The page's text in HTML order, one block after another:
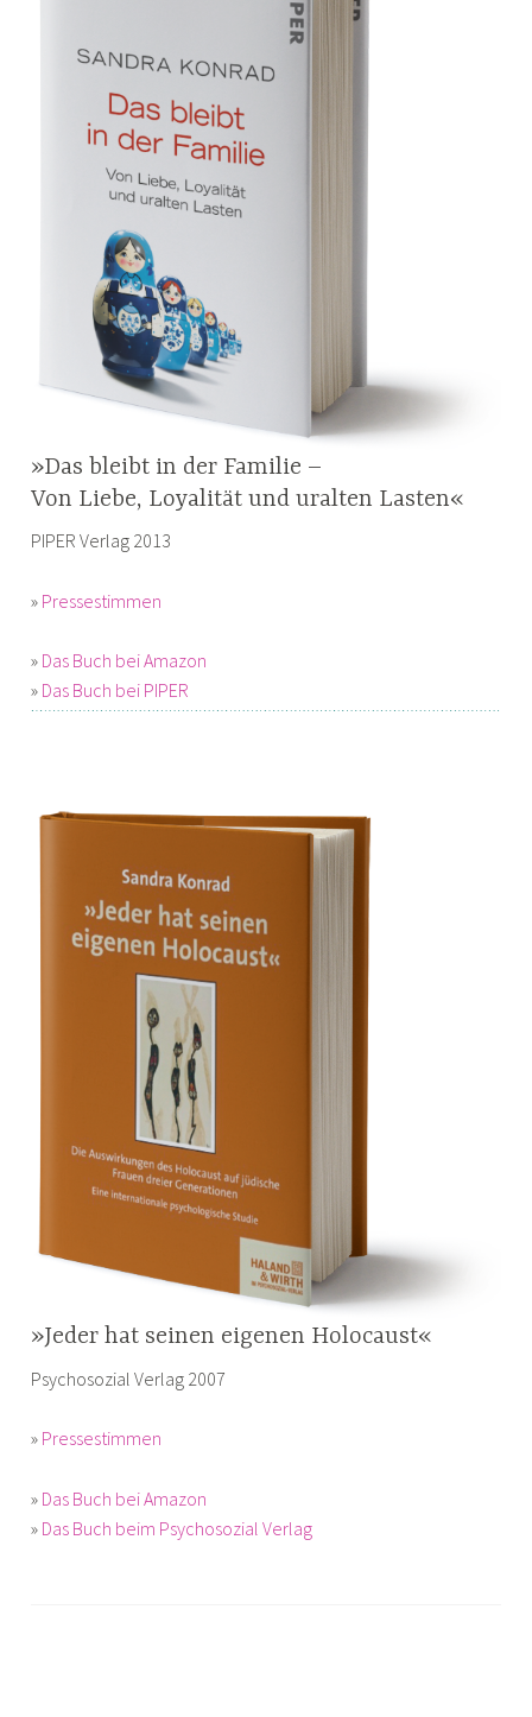
»Das bleibt in der Familie –
Von Liebe, Loyalität und uralten Lasten«
PIPER Verlag 2013
» Pressestimmen
» Das Buch bei Amazon
» Das Buch bei PIPER
»Jeder hat seinen eigenen Holocaust«
Psychosozial Verlag 2007
» Pressestimmen
» Das Buch bei Amazon
» Das Buch beim Psychosozial Verlag